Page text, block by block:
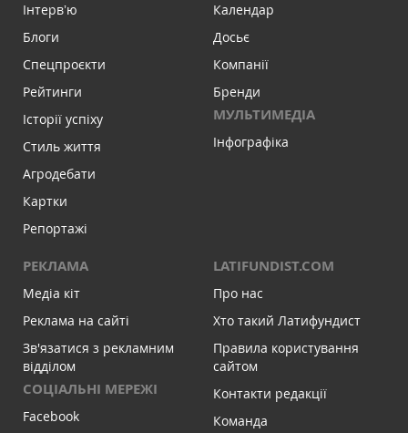
Інтервʼю
Блоги
Спецпроєкти
Рейтинги
Історії успіху
Стиль життя
Агродебати
Картки
Репортажі
Календар
Досьє
Компанії
Бренди
МУЛЬТИМЕДІА
Інфографіка
РЕКЛАМА
Медіа кіт
Реклама на сайті
Зв'язатися з рекламним
відділом
СОЦІАЛЬНІ МЕРЕЖІ
Facebook
LATIFUNDIST.COM
Про нас
Хто такий Латифундист
Правила користування
сайтом
Контакти редакції
Команда